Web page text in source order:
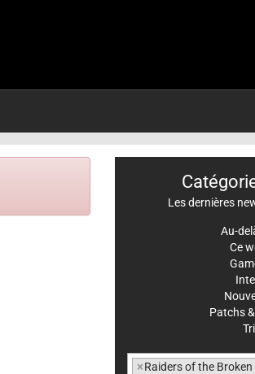
Les dernières
Au-
Ce
Patchs
×Raiders of the Broken